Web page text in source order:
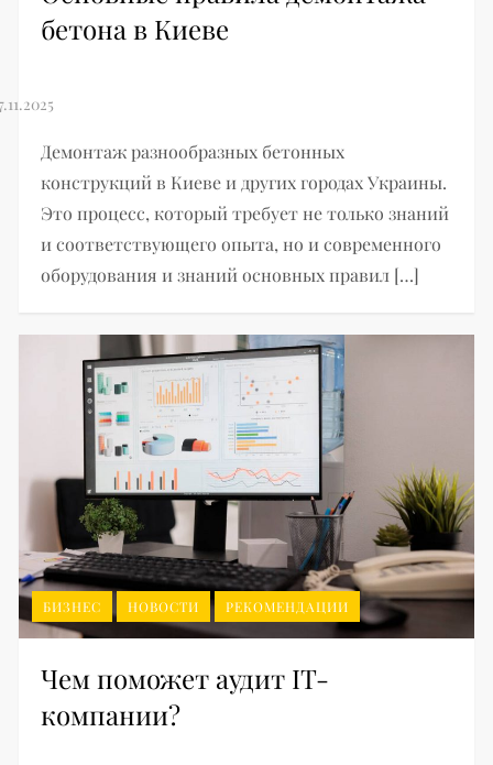
бетона в Киеве
Демонтаж разнообразных бетонных
конструкций в Киеве и других городах Украины.
Это процесс, который требует не только знаний
и соответствующего опыта, но и современного
оборудования и знаний основных правил […]
БИЗНЕС НОВОСТИ РЕКОМЕНДАЦИИ
Чем поможет аудит IT-
компании?